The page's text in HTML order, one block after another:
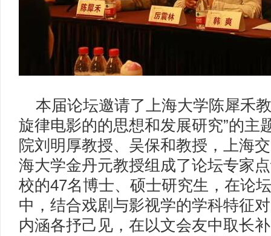
本届论坛邀请了上海大学陈犀禾
旋律电影的的思想和发展研究”的主
院刘明厚教授、吴保和教授，上海
海大学金丹元教授组成了论坛专家
校的47名博士、硕士研究生，在论
中，结合戏剧与影视学的学科特征
内涵各抒己见，在以文会友中取长